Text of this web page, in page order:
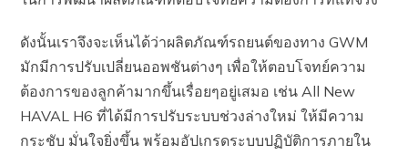
ดังนั้นเราจึงจะเห็นได้ว่าผลิตภัณฑ์รถยนต์ของทาง GWM
มักมีการปรับเปลี่ยนออพชันต่างๆ เพื่อให้ตอบโจทย์ความ
ต้องการของลูกค้ามากขึ้นเรื่อยๆอยู่เสมอ เช่น All New
HAVAL H6 ที่ได้มีการปรับระบบช่วงล่างใหม่ ให้มีความ
กระชับ มั่นใจยิ่งขึ้น พร้อมอัปเกรดระบบปฏิบัติการภายใน